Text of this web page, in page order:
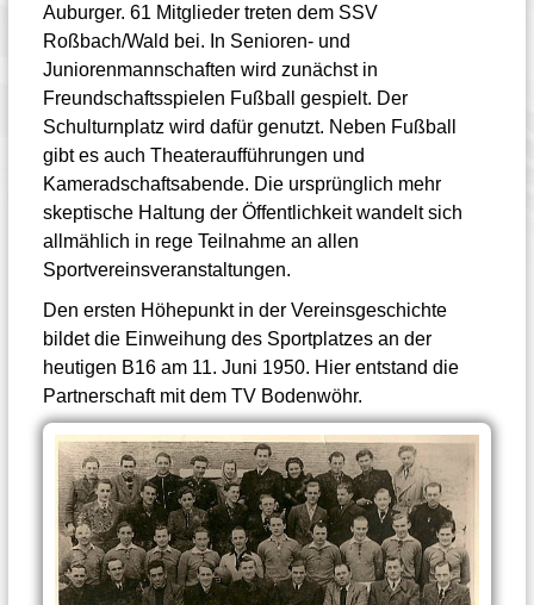
Auburger. 61 Mitglieder treten dem SSV
Roßbach/Wald bei. In Senioren- und
Juniorenmannschaften wird zunächst in
Freundschaftsspielen Fußball gespielt. Der
Schulturnplatz wird dafür genutzt. Neben Fußball
gibt es auch Theateraufführungen und
Kameradschaftsabende. Die ursprünglich mehr
skeptische Haltung der Öffentlichkeit wandelt sich
allmählich in rege Teilnahme an allen
Sportvereinsveranstaltungen.
Den ersten Höhepunkt in der Vereinsgeschichte
bildet die Einweihung des Sportplatzes an der
heutigen B16 am 11. Juni 1950. Hier entstand die
Partnerschaft mit dem TV Bodenwöhr.